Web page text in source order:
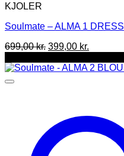
har
varianter.
kan
på
varesiden
KJOLER
Soulmate – ALMA 1 DRESS
699,00kr. Den
pris
399,00 kr.
pris